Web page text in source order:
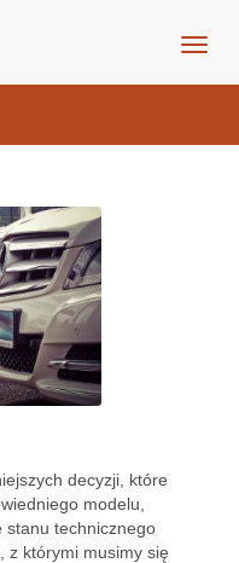
decyzji, które
modelu,
stanu technicznego
z którymi musimy się